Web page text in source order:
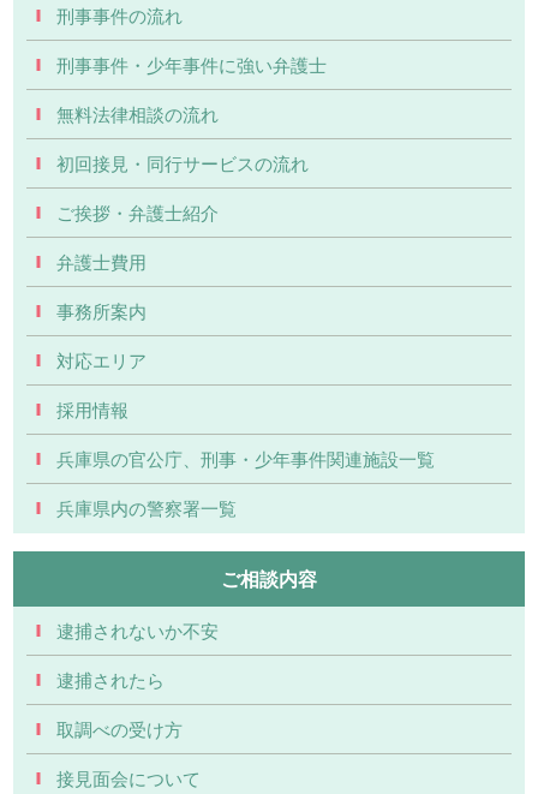
刑事事件の流れ
刑事事件・少年事件に強い弁護士
無料法律相談の流れ
初回接見・同行サービスの流れ
ご挨拶・弁護士紹介
弁護士費用
事務所案内
対応エリア
採用情報
兵庫県の官公庁、刑事・少年事件関連施設一覧
兵庫県内の警察署一覧
ご相談内容
逮捕されないか不安
逮捕されたら
取調べの受け方
接見面会について